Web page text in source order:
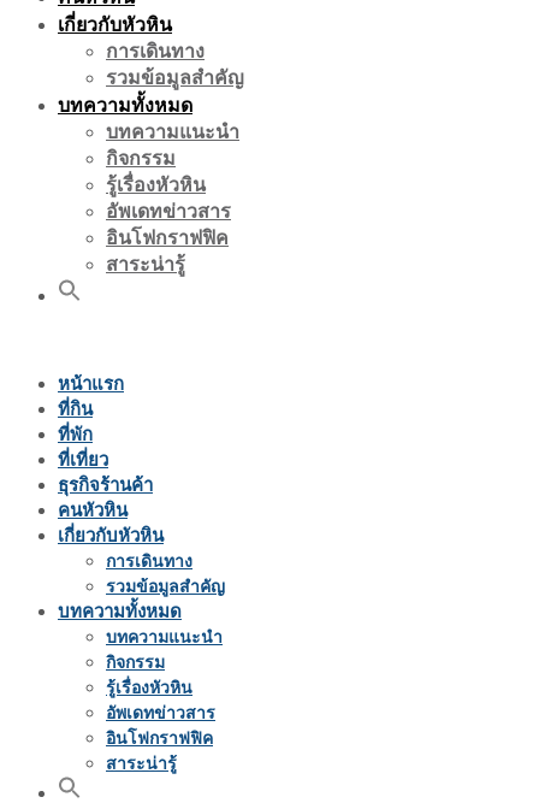
เกี่ยวกับหัวหิน
การเดินทาง
รวมข้อมูลสำคัญ
บทความทั้งหมด
บทความแนะนำ
กิจกรรม
รู้เรื่องหัวหิน
อัพเดทข่าวสาร
อินโฟกราฟฟิค
สาระน่ารู้
หน้าแรก
ที่กิน
ที่พัก
ที่เที่ยว
ธุรกิจร้านค้า
คนหัวหิน
เกี่ยวกับหัวหิน
การเดินทาง
รวมข้อมูลสำคัญ
บทความทั้งหมด
บทความแนะนำ
กิจกรรม
รู้เรื่องหัวหิน
อัพเดทข่าวสาร
อินโฟกราฟฟิค
สาระน่ารู้